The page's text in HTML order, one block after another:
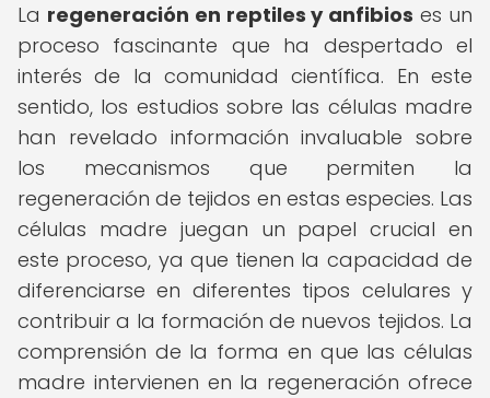
La regeneración en reptiles y anfibios es un
proceso fascinante que ha despertado el
interés de la comunidad científica. En este
sentido, los estudios sobre las células madre
han revelado información invaluable sobre
los mecanismos que permiten la
regeneración de tejidos en estas especies. Las
células madre juegan un papel crucial en
este proceso, ya que tienen la capacidad de
diferenciarse en diferentes tipos celulares y
contribuir a la formación de nuevos tejidos. La
comprensión de la forma en que las células
madre intervienen en la regeneración ofrece